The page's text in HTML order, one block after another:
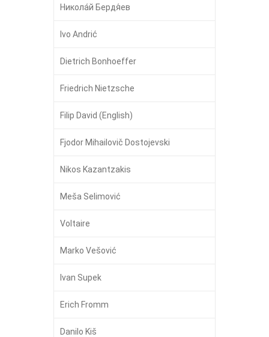
Никола́й Бердя́ев
Ivo Andrić
Dietrich Bonhoeffer
Friedrich Nietzsche
Filip David (English)
Fjodor Mihailovič Dostojevski
Nikos Kazantzakis
Meša Selimović
Voltaire
Marko Vešović
Ivan Supek
Erich Fromm
Danilo Kiš